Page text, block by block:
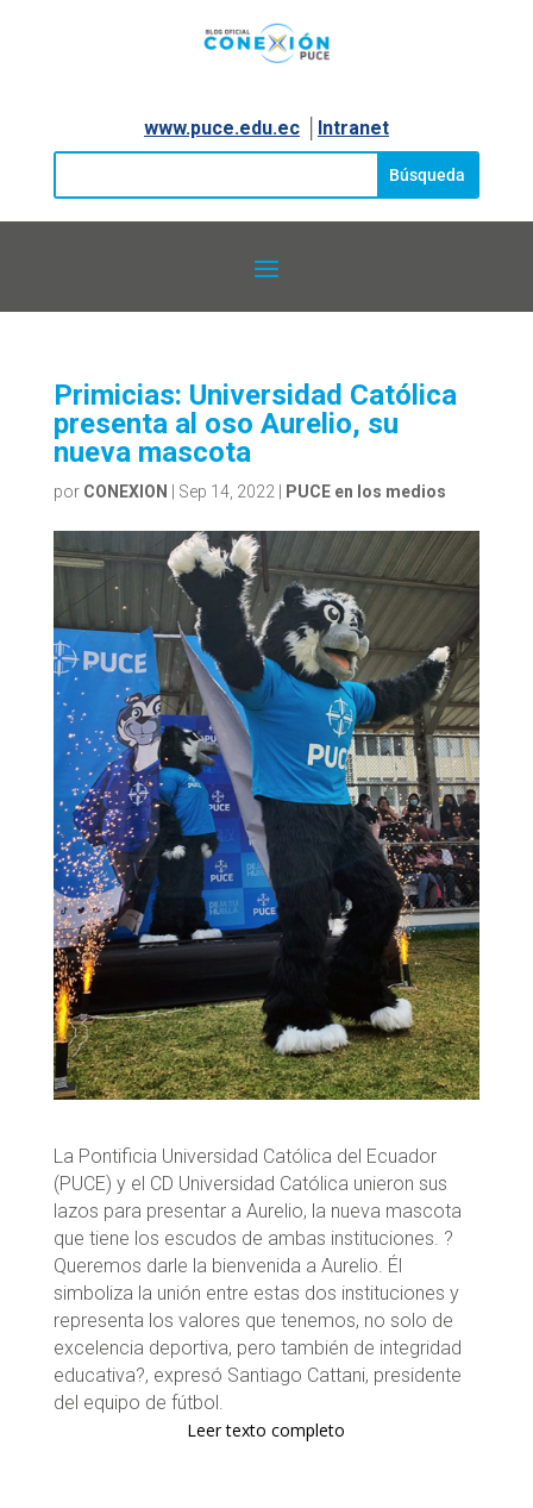
www.puce.edu.ec│ Intranet
Primicias: Universidad Católica
presenta al oso Aurelio, su
nueva mascota
por CONEXION Sep 14, 2022| PUCE en los medios
La Pontificia Universidad Católica del Ecuador
(PUCE) y el CD Universidad Católica unieron sus
lazos para presentar a Aurelio, la nueva mascota
que tiene los escudos de ambas instituciones. ?
Queremos darle la bienvenida a Aurelio. Él
simboliza la unión entre estas dos instituciones y
representa los valores que tenemos, no solo de
excelencia deportiva, pero también de integridad
educativa?, expresó Santiago Cattani, presidente
del equipo de fútbol.
Leer texto completo